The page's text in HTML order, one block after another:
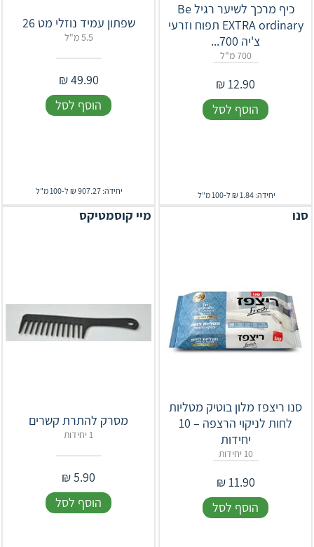
כיף מרכך לשיער רגיל Be
EXTRA ordinary תפוח וזרעי
צ'יה 700...
700 מ"ל
12.90
₪
הוסף לסל
יחידה: 1.84 ₪ ל-100 מ"ל
שפתון עמיד נוזלי מט 26
5.5 מ"ל
49.90
₪
הוסף לסל
יחידה: 907.27 ₪ ל-100 מ"ל
סנו
סנו ריצפז מלון בוטיק מטליות
לחות לניקוי הרצפה – 10
יחידות
10 יחידות
11.90
₪
הוסף לסל
מיי קוסמטיקס
מסרק להתרת קשרים
1 יחידות
5.90
₪
הוסף לסל